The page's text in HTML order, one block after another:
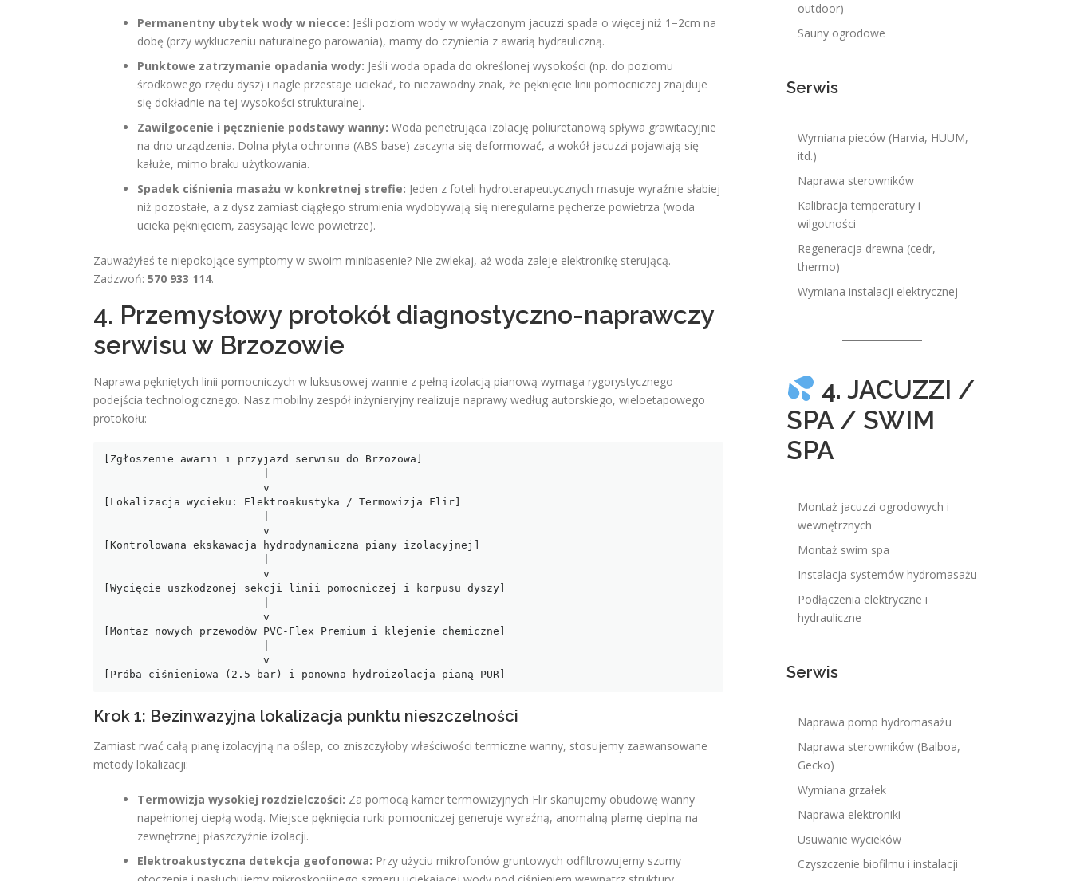
Permanentny ubytek wody w niecce: Jeśli poziom wody w wyłączonym jacuzzi spada o więcej niż 1−2cm na
dobę (przy wykluczeniu naturalnego parowania), mamy do czynienia z awarią hydrauliczną.
Punktowe zatrzymanie opadania wody: Jeśli woda opada do określonej wysokości (np. do poziomu
środkowego rzędu dysz) i nagle przestaje uciekać, to niezawodny znak, że pęknięcie linii pomocniczej znajduje
się dokładnie na tej wysokości strukturalnej.
Zawilgocenie i pęcznienie podstawy wanny: Woda penetrująca izolację poliuretanową spływa grawitacyjnie
na dno urządzenia. Dolna płyta ochronna (ABS base) zaczyna się deformować, a wokół jacuzzi pojawiają się
kałuże, mimo braku użytkowania.
Spadek ciśnienia masażu w konkretnej strefie: Jeden z foteli hydroterapeutycznych masuje wyraźnie słabiej
niż pozostałe, a z dysz zamiast ciągłego strumienia wydobywają się nieregularne pęcherze powietrza (woda
ucieka pęknięciem, zasysając lewe powietrze).
Zauważyłeś te niepokojące symptomy w swoim minibasenie? Nie zwlekaj, aż woda zaleje elektronikę sterującą.
Zadzwoń: 570 933 114.
4. Przemysłowy protokół diagnostyczno-naprawczy
serwisu w Brzozowie
Naprawa pękniętych linii pomocniczych w luksusowej wannie z pełną izolacją pianową wymaga rygorystycznego
podejścia technologicznego. Nasz mobilny zespół inżynieryjny realizuje naprawy według autorskiego, wieloetapowego
protokołu:
[Zgłoszenie awarii i przyjazd serwisu do Brzozowa]
[Lokalizacja wycieku: Elektroakustyka / Termowizja Flir]
[Kontrolowana ekskawacja hydrodynamiczna piany izolacyjnej]
[Wycięcie uszkodzonej sekcji linii pomocniczej i korpusu dyszy]
[Montaż nowych przewodów PVC-Flex Premium i klejenie chemiczne]
Krok 1: Bezinwazyjna lokalizacja punktu nieszczelności
Zamiast rwać całą pianę izolacyjną na oślep, co zniszczyłoby właściwości termiczne wanny, stosujemy zaawansowane
metody lokalizacji:
Termowizja wysokiej rozdzielczości: Za pomocą kamer termowizyjnych Flir skanujemy obudowę wanny
napełnionej ciepłą wodą. Miejsce pęknięcia rurki pomocniczej generuje wyraźną, anomalną plamę cieplną na
zewnętrznej płaszczyźnie izolacji.
Elektroakustyczna detekcja geofonowa: Przy użyciu mikrofonów gruntowych odfiltrowujemy szumy
outdoor)
Sauny ogrodowe
Serwis
Wymiana pieców (Harvia, HUUM,
itd.)
Naprawa sterowników
Kalibracja temperatury i
wilgotności
Regeneracja drewna (cedr,
thermo)
Wymiana instalacji elektrycznej
4. JACUZZI /
SPA / SWIM
SPA
Montaż jacuzzi ogrodowych i
wewnętrznych
Montaż swim spa
Instalacja systemów hydromasażu
Podłączenia elektryczne i
hydrauliczne
Serwis
Naprawa pomp hydromasażu
Naprawa sterowników (Balboa,
Gecko)
Wymiana grzałek
Naprawa elektroniki
Usuwanie wycieków
Czyszczenie biofilmu i instalacji